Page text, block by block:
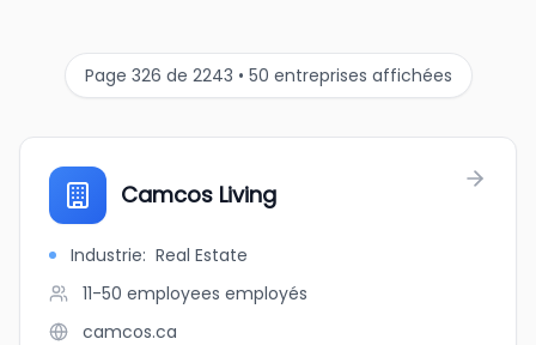
Page 326 de 2243 • 50 entreprises affichées
Camcos Living
Industrie: Real Estate
11-50 employees employés
camcos.ca